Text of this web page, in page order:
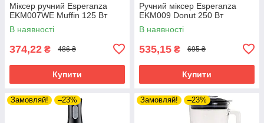
Міксер ручний Esperanza
EKM007WE Muffin 125 Вт
В наявності
374,22 ₴ 486 ₴
Купити
Ручний міксер Esperanza
EKM009 Donut 250 Вт
В наявності
535,15 ₴ 695 ₴
Купити
Замовляй! –23% Замовляй! –23%